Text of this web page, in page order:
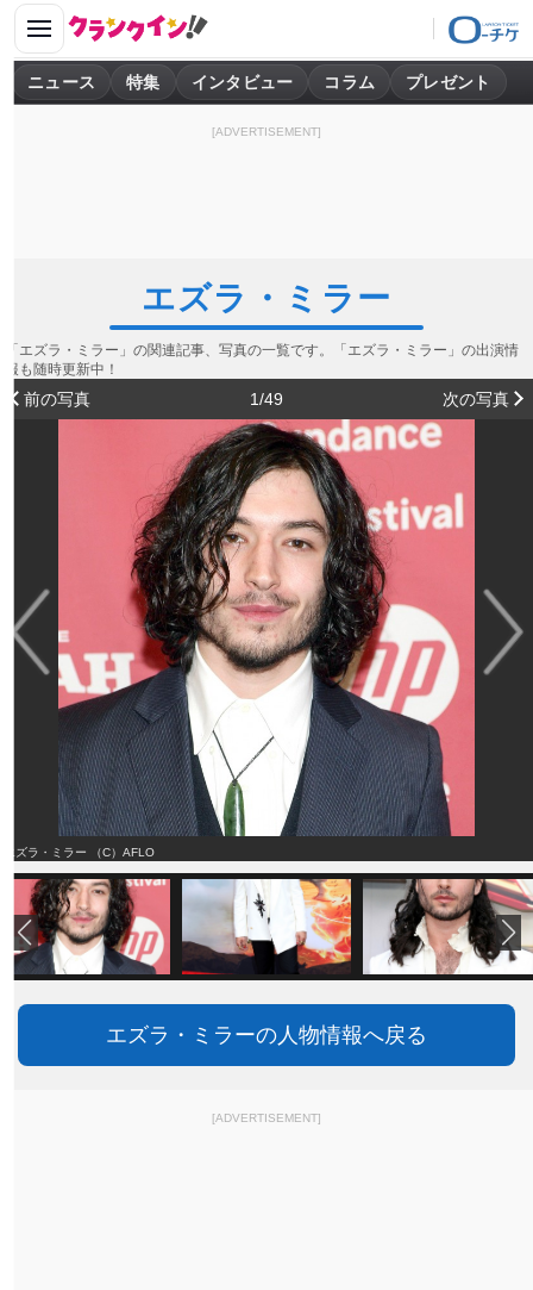
ニュース 特集 インタビュー コラム プレゼント
[ADVERTISEMENT]
エズラ・ミラー
「エズラ・ミラー」の関連記事、写真の一覧です。「エズラ・ミラー」の出演情
報も随時更新中！
前の写真 1/49 次の写真
エズラ・ミラー （C）AFLO
エズラ・ミラーの人物情報へ戻る
[ADVERTISEMENT]